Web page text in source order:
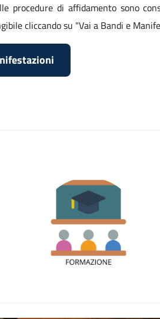
procedure di affidamento sono
cliccando su "Vai a Bandi e